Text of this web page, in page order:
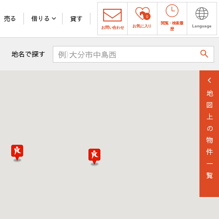
売る 借りる 貸す
お問い合わせ
0
お気に入り
閲覧・ 検索履
歴
Language
地名で探す
地図上の物件一覧